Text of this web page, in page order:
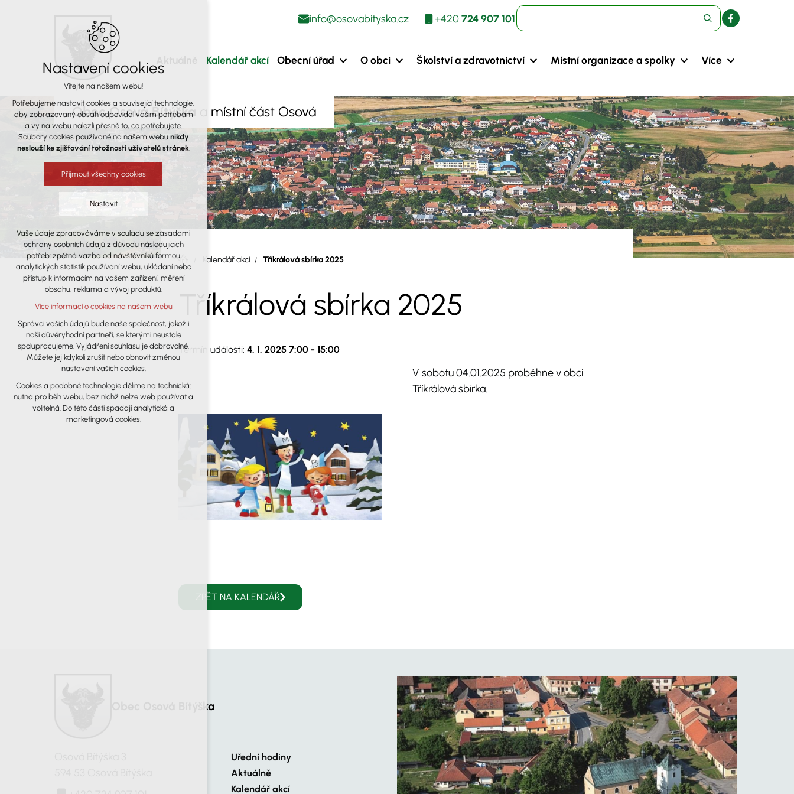
info@osovabityska.cz +420724 907 101
Kalendář akcí Obecní úřad O obci Školství a zdravotnictví Místní organizace a spolky Více
Obec Osová Bítýška a místní část Osová
Kalendář akcí Tříkrálová sbírka 2025
Tříkrálová sbírka 2025
Termín události: 4. 1. 2025 7:00 -15:00
V sobotu 04.01.2025 proběhne v obci
Tříkrálová sbírka.
ZPĚT NA KALENDÁŘ
Obec Osová Bítýška
Uřední hodiny
Aktuálně
Kalendář akcí
Nastavení cookies
Vítejte na našem webu!
Potřebujeme nastavit cookies a související technologie,
aby zobrazovaný obsah odpovídal vašim potřebám
a vy na webu nalezli přesně to, co potřebujete.
Soubory cookies používané na našem webu nikdy
neslouží ke zjišťování totožnosti uživatelů stránek.
Přijmout všechny cookies
Nastavit
Technická cookies
nutná pro provozování webu
udržení kontextu stránek (session): případná
přihlášení, volby jazyka, apod.
analytická pro anonymizované
vyhodnocení návštěvnosti
marketingová cookies (Google)
Více informací o cookies na našem webu
Přijmout všechny cookies
Odmítnout vše
Vaše údaje zpracováváme v souladu se zásadami
ochrany osobních údajů z důvodu následujících
potřeb: zpětná vazba od návštěvníků formou
analytických statistik používání webu, ukládání nebo
přístup k informacím na vašem zařízení, měření
obsahu, reklama a vývoj produktů.
Více informací o cookies na našem webu
Správci vašich údajů bude naše společnost, jakož i
naši důvěryhodní partneři, se kterými neustále
spolupracujeme. Vyjádření souhlasu je dobrovolné.
Můžete jej kdykoli zrušit nebo obnovit změnou
nastavení vašich cookies.
Cookies a podobné technologie dělíme na technická:
nutná pro běh webu, bez nichž nelze web používat a
volitelná. Do této části spadají analytická a
marketingová cookies.